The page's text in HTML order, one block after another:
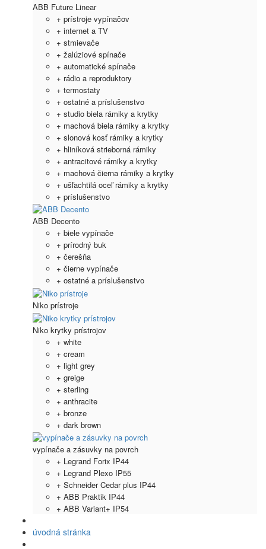
ABB Future Linear
+ prístroje vypínačov
+ internet a TV
+ stmievače
+ žalúziové spínače
+ automatické spínače
+ rádio a reproduktory
+ termostaty
+ ostatné a príslušenstvo
+ studio biela rámiky a krytky
+ machová biela rámiky a krytky
+ slonová kosť rámiky a krytky
+ hliníková strieborná rámiky
+ antracitové rámiky a krytky
+ machová čierna rámiky a krytky
+ ušľachtilá oceľ rámiky a krytky
+ príslušenstvo
ABB Decento
+ biele vypínače
+ prírodný buk
+ čerešňa
+ čierne vypínače
+ ostatné a príslušenstvo
Niko prístroje
Niko krytky prístrojov
+ white
+ cream
+ light grey
+ greige
+ sterling
+ anthracite
+ bronze
+ dark brown
vypínače a zásuvky na povrch
+ Legrand Forix IP44
+ Legrand Plexo IP55
+ Schneider Cedar plus IP44
+ ABB Praktik IP44
+ ABB Variant+ IP54
úvodná stránka